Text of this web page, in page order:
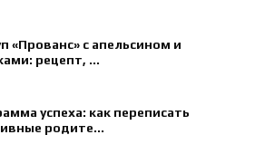
«Прованс» с апельсином и
рецепт, ...
успеха: как переписать
родите...